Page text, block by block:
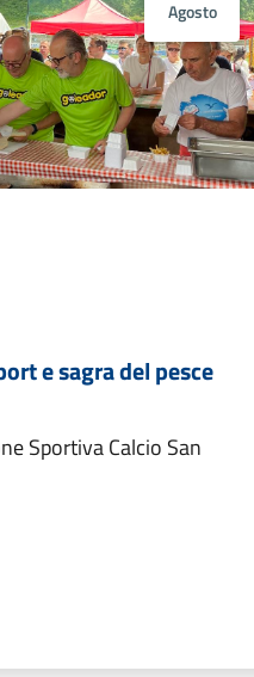
Agosto
e sagra del pesce
Sportiva Calcio San